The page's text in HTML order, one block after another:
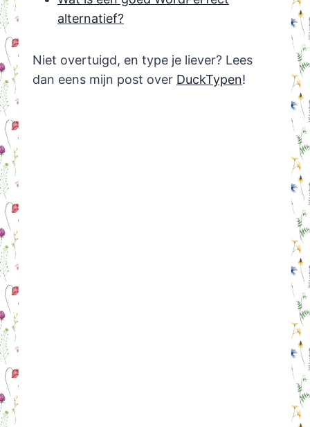
alternatief?
Niet overtuigd, en type je liever? Lees
dan eens mijn post over DuckTypen!